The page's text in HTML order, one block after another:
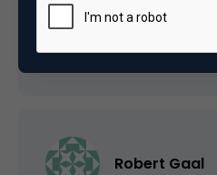
9 juni 2005 om 10:21
Robert Gaal